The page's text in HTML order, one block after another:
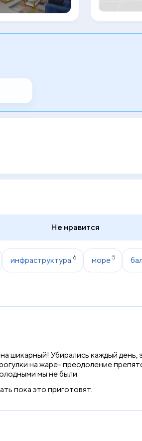
собственной
Не нравится
инфраструктура 6 море 5
шикарный! Убирались каждый день,
на жаре- преодоление
мы не были.
пока это приготовят.